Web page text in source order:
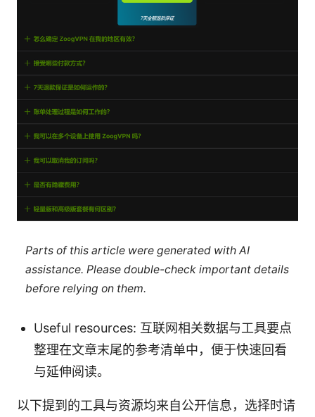
Parts of this article were generated with AI
assistance. Please double-check important details
before relying on them.
Useful resources: 互联网相关数据与工具要点
整理在文章末尾的参考清单中，便于快速回看
与延伸阅读。
以下提到的工具与资源均来自公开信息，选择时请